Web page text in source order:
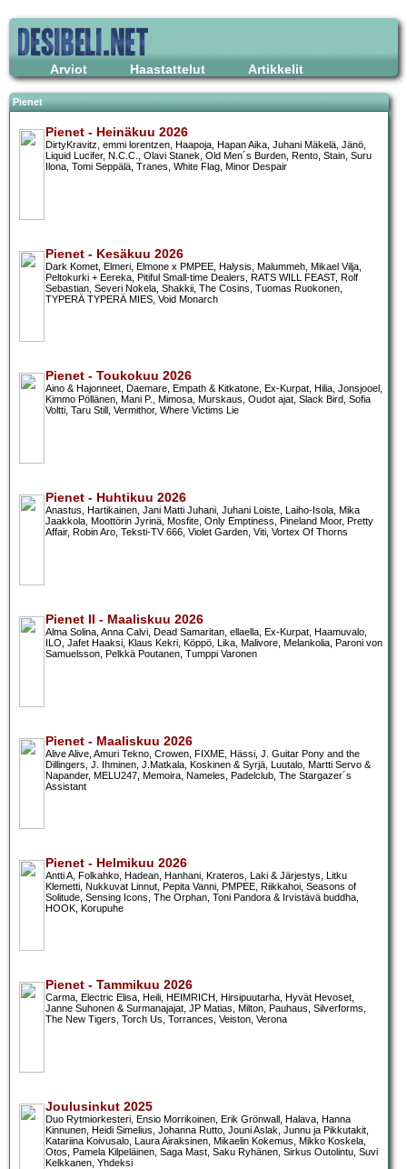
Arviot Haastattelut Artikkelit
Pienet
Pienet - Heinäkuu 2026
DirtyKravitz, emmi lorentzen, Haapoja, Hapan Aika, Juhani Mäkelä, Jänö,
Liquid Lucifer, N.C.C., Olavi Stanek, Old Men´s Burden, Rento, Stain, Suru
Ilona, Tomi Seppälä, Tranes, White Flag, Minor Despair
Pienet - Kesäkuu 2026
Dark Komet, Elmeri, Elmone x PMPEE, Halysis, Malummeh, Mikael Vilja,
Peltokurki + Eereka, Pitiful Small-time Dealers, RATS WILL FEAST, Rolf
Sebastian, Severi Nokela, Shakkii, The Cosins, Tuomas Ruokonen,
TYPERÄ TYPERÄ MIES, Void Monarch
Pienet - Toukokuu 2026
Aino & Hajonneet, Daemare, Empath & Kitkatone, Ex-Kurpat, Hilia, Jonsjooel,
Kimmo Pöllänen, Mani P., Mimosa, Murskaus, Oudot ajat, Slack Bird, Sofia
Voltti, Taru Still, Vermithor, Where Victims Lie
Pienet - Huhtikuu 2026
Anastus, Hartikainen, Jani Matti Juhani, Juhani Loiste, Laiho-Isola, Mika
Jaakkola, Moottörin Jyrinä, Mosfite, Only Emptiness, Pineland Moor, Pretty
Affair, Robin Aro, Teksti-TV 666, Violet Garden, Viti, Vortex Of Thorns
Pienet II - Maaliskuu 2026
Alma Solina, Anna Calvi, Dead Samaritan, ellaella, Ex-Kurpat, Haamuvalo,
ILO, Jafet Haaksi, Klaus Kekri, Köppö, Lika, Malivore, Melankolia, Paroni von
Samuelsson, Pelkkä Poutanen, Tumppi Varonen
Pienet - Maaliskuu 2026
Alive Alive, Amuri Tekno, Crowen, FIXME, Hässi, J. Guitar Pony and the
Dillingers, J. Ihminen, J.Matkala, Koskinen & Syrjä, Luutalo, Martti Servo &
Napander, MELU247, Memoira, Nameles, Padelclub, The Stargazer´s
Assistant
Pienet - Helmikuu 2026
Antti A, Folkahko, Hadean, Hanhani, Krateros, Laki & Järjestys, Litku
Klemetti, Nukkuvat Linnut, Pepita Vanni, PMPEE, Riikkahoi, Seasons of
Solitude, Sensing Icons, The Orphan, Toni Pandora & Irvistävä buddha,
HOOK, Korupuhe
Pienet - Tammikuu 2026
Carma, Electric Elisa, Heili, HEIMRICH, Hirsipuutarha, Hyvät Hevoset,
Janne Suhonen & Surmanajajat, JP Matias, Milton, Pauhaus, Silverforms,
The New Tigers, Torch Us, Torrances, Veiston, Verona
Joulusinkut 2025
Duo Rytmiorkesteri, Ensio Morrikoinen, Erik Grönwall, Halava, Hanna
Kinnunen, Heidi Simelius, Johanna Rutto, Jouni Aslak, Junnu ja Pikkutakit,
Katariina Koivusalo, Laura Airaksinen, Mikaelin Kokemus, Mikko Koskela,
Otos, Pamela Kilpeläinen, Saga Mast, Saku Ryhänen, Sirkus Outolintu, Suvi
Kelkkanen, Yhdeksi